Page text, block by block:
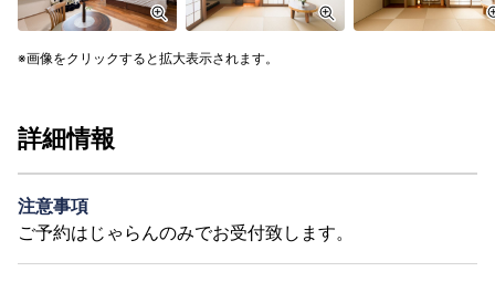
画像をクリックすると拡大表示されます。
詳細情報
注意事項
ご予約はじゃらんのみでお受付致します。